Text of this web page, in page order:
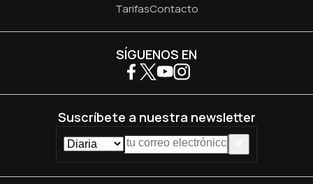
TarifasContacto
SÍGUENOS EN
Suscríbete a nuestra newsletter